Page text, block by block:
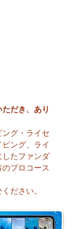
！リ
開催♪
だき、あり
グ・ライセ
ング、ライ
たファンダ
プロコース
ださい。